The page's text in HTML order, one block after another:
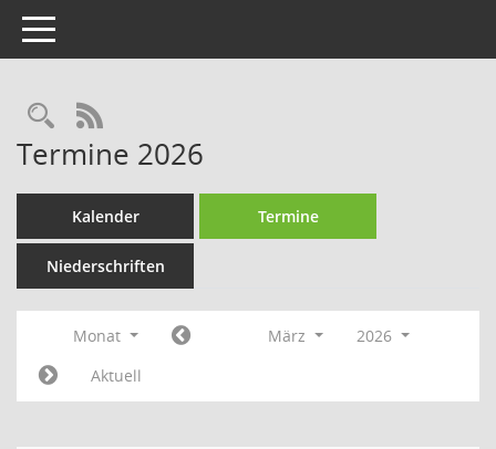
Toggle navigation
Rechercheauswahl
RSS-Feed
Termine 2026
Kalender Termine
Niederschriften
Monat März
2026
Aktuell